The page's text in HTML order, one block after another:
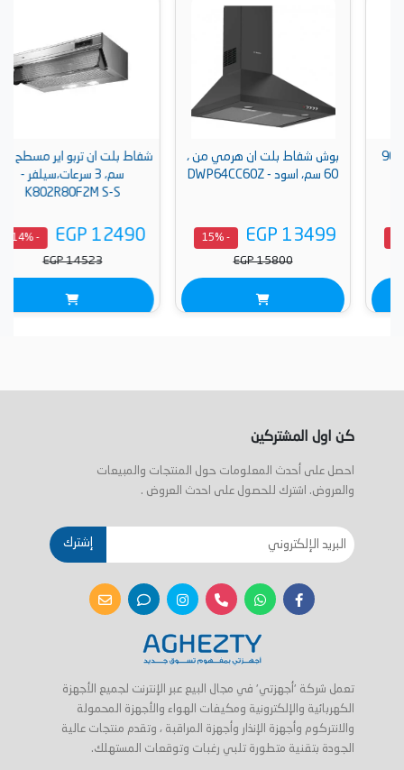
بوش شفاط بلت ان هرمي من ،
EGP 13499
- 15%
EGP 15800
شفاط بلت ان تربو اير مسطح ، 80
سم، 3 سرعات،سيلفر -
K802R80F2M S-S
EGP 12490
- 14%
EGP 14523
كن اول المشتركين
احصل على أحدث المعلومات حول المنتجات والمبيعات
والعروض. اشترك للحصول على احدث العروض .
إشترك
تعمل شركة 'أجهزتي' في مجال البيع عبر الإنترنت لجميع الأجهزة
الكهربائية والإلكترونية ومكيفات الهواء والأجهزة المحمولة
والانتركوم وأجهزة الإنذار وأجهزة المراقبة ، وتقدم منتجات عالية
الجودة بتقنية متطورة تلبي رغبات وتوقعات المستهلك.